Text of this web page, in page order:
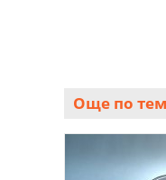
Още по